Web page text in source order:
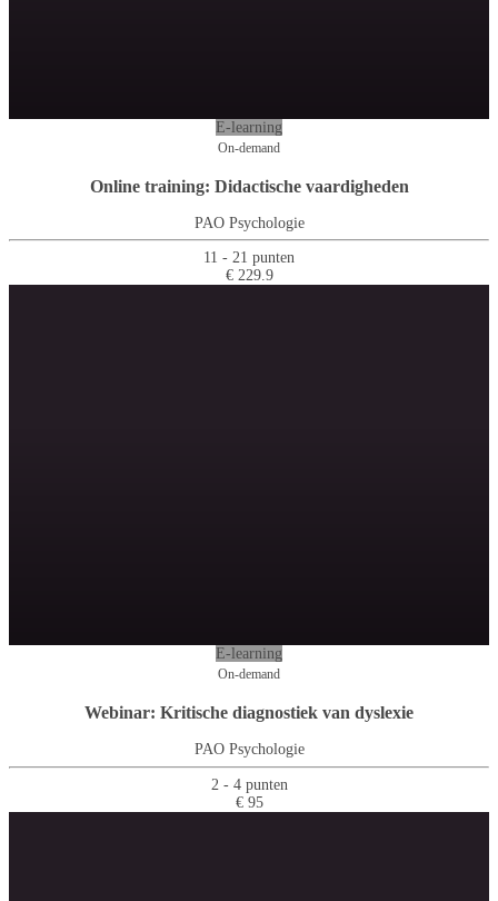
E-learning
On-demand
Online training: Didactische vaardigheden
PAO Psychologie
11 - 21 punten
€ 229.9
E-learning
On-demand
Webinar: Kritische diagnostiek van dyslexie
PAO Psychologie
2 - 4 punten
€ 95